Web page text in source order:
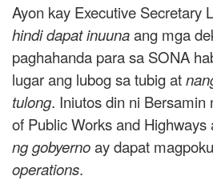
Ayon kay Executive Secretary
hindi dapat inuunaang mga
paghahanda para sa SONA
lugar ang lubog sa tubig at
tulong. Iniutos din ni Bersamin
of Public Works and Highways
ng gobyernoay dapat
operations.